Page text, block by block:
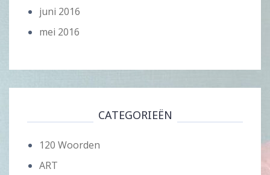
juni 2016
mei 2016
CATEGORIEËN
120 Woorden
ART